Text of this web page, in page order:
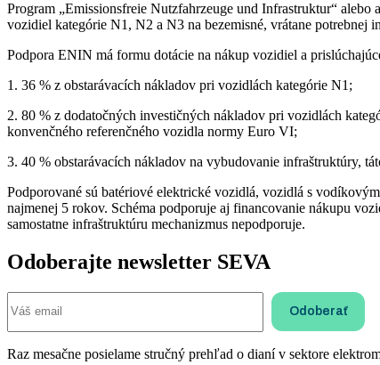
Program „Emissionsfreie Nutzfahrzeuge und Infrastruktur“
vozidiel kategórie N1, N2 a N3 na bezemisné, vrátane
Podpora ENIN má formu dotácie na nákup vozidiel a
1. 36 % z obstarávacích nákladov pri vozidlách kategórie N1;
2. 80 % z dodatočných investičných nákladov pri vozidlách
konvenčného referenčného vozidla normy Euro VI;
3. 40 % obstarávacích nákladov na vybudovanie infraštruktúry,
Podporované sú batériové elektrické vozidlá, vozidlá s
najmenej 5 rokov. Schéma podporuje aj financovanie nákupu
samostatne infraštruktúru mechanizmus nepodporuje.
Odoberajte newsletter SEVA
Raz mesačne posielame stručný prehľad o dianí v sektore